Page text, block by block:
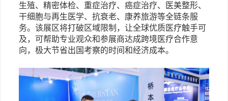
生殖、精密体检、重症治疗、癌症治疗、医美整形、
干细胞与再生医学、抗衰老、康养旅游等全链条服
务。该展区将打破区域限制，让全球优质医疗触手可
及，可帮助专业观众和参展商达成跨境医疗合作意
向，极大节省出国考察的时间和经济成本。